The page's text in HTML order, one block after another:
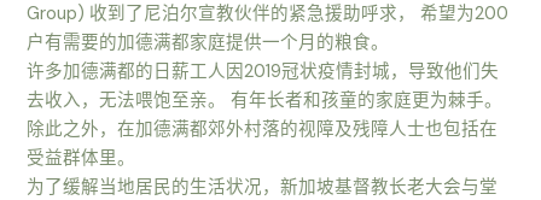
Group) 收到了尼泊尔宣教伙伴的紧急援助呼求， 希望为200
户有需要的加德满都家庭提供一个月的粮食。
许多加德满都的日薪工人因2019冠状疫情封城，导致他们失
去收入，无法喂饱至亲。 有年长者和孩童的家庭更为棘手。
除此之外，在加德满都郊外村落的视障及残障人士也包括在
受益群体里。
为了缓解当地居民的生活状况，新加坡基督教长老大会与堂